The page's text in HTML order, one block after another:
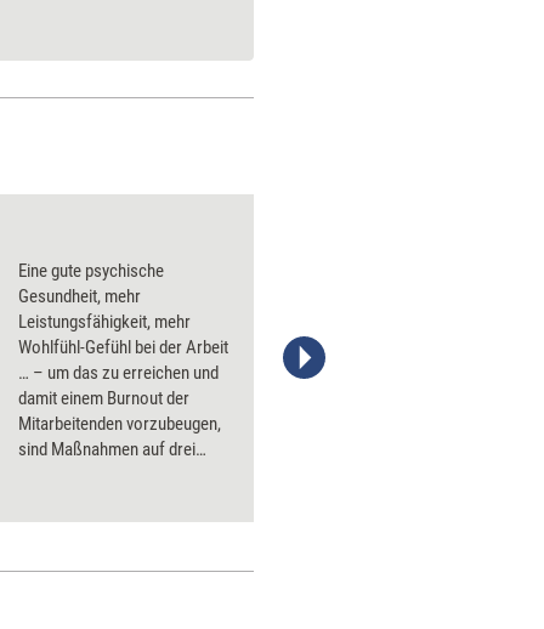
Eine gute psychische
Gesundheit, mehr
Leistungsfähigkeit, mehr
Wohlfühl-Gefühl bei der Arbeit
… – um das zu erreichen und
damit einem Burnout der
Mitarbeitenden vorzubeugen,
sind Maßnahmen auf drei
Stefanie Diers; © www.trainerkoffer.de